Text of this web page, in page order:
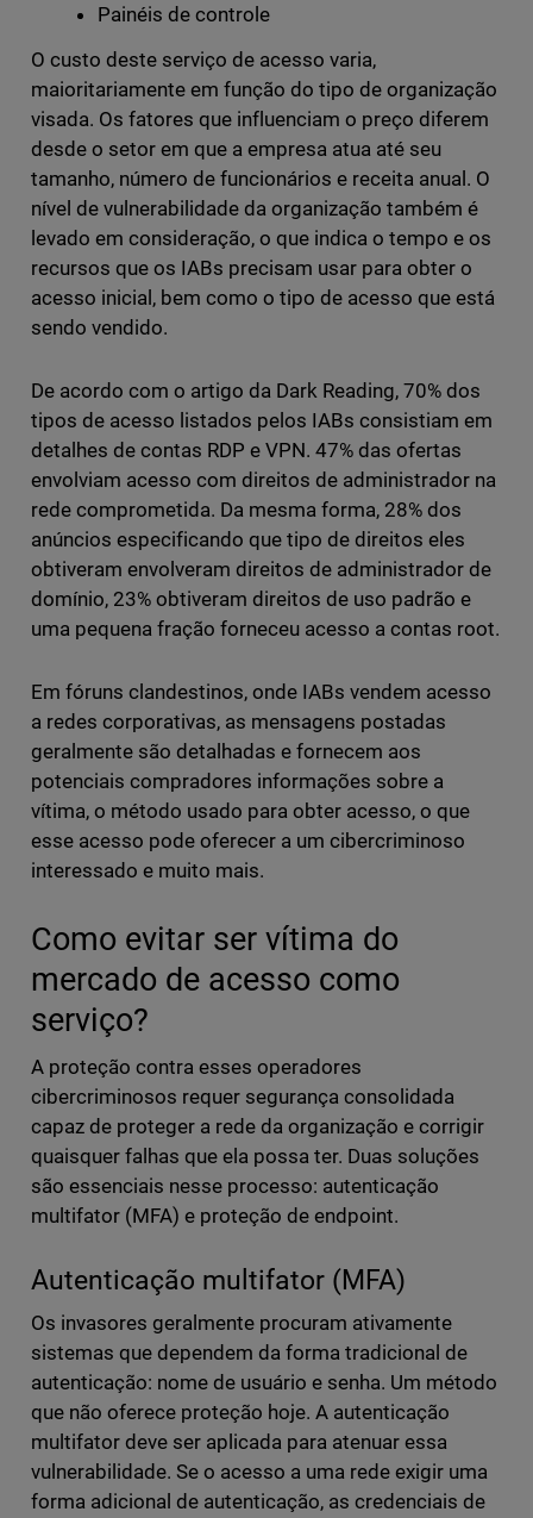
Painéis de controle
O custo deste serviço de acesso varia,
maioritariamente em função do tipo de organização
visada. Os fatores que influenciam o preço diferem
desde o setor em que a empresa atua até seu
tamanho, número de funcionários e receita anual. O
nível de vulnerabilidade da organização também é
levado em consideração, o que indica o tempo e os
recursos que os IABs precisam usar para obter o
acesso inicial, bem como o tipo de acesso que está
sendo vendido.
De acordo com o artigo da Dark Reading, 70% dos
tipos de acesso listados pelos IABs consistiam em
detalhes de contas RDP e VPN. 47% das ofertas
envolviam acesso com direitos de administrador na
rede comprometida. Da mesma forma, 28% dos
anúncios especificando que tipo de direitos eles
obtiveram envolveram direitos de administrador de
domínio, 23% obtiveram direitos de uso padrão e
uma pequena fração forneceu acesso a contas root.
Em fóruns clandestinos, onde IABs vendem acesso
a redes corporativas, as mensagens postadas
geralmente são detalhadas e fornecem aos
potenciais compradores informações sobre a
vítima, o método usado para obter acesso, o que
esse acesso pode oferecer a um cibercriminoso
interessado e muito mais.
Como evitar ser vítima do
mercado de acesso como
serviço?
A proteção contra esses operadores
cibercriminosos requer segurança consolidada
capaz de proteger a rede da organização e corrigir
quaisquer falhas que ela possa ter. Duas soluções
são essenciais nesse processo: autenticação
multifator (MFA) e proteção de endpoint.
Autenticação multifator (MFA)
Os invasores geralmente procuram ativamente
sistemas que dependem da forma tradicional de
autenticação: nome de usuário e senha. Um método
que não oferece proteção hoje. A autenticação
multifator deve ser aplicada para atenuar essa
vulnerabilidade. Se o acesso a uma rede exigir uma
forma adicional de autenticação, as credenciais de